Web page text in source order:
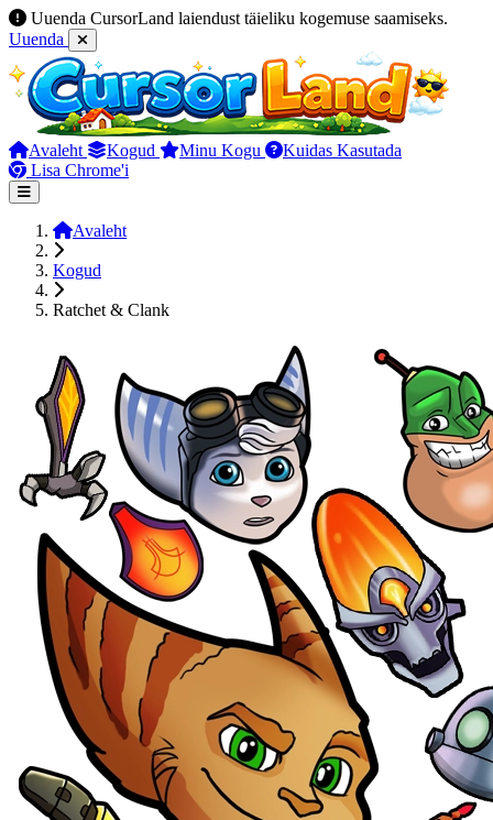
Uuenda CursorLand laiendust täieliku kogemuse saamiseks.
Uuenda
Avaleht Kogud Minu Kogu
Kuidas Kasutada
Lisa Chrome'i
Avaleht
Kogud
Ratchet & Clank